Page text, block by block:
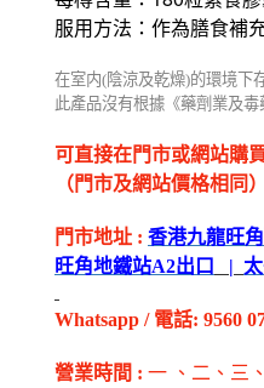
服用方法：作為膳食補
在室内(陰涼及乾燥)的環境下
此產品沒有根據《藥劑業及
可直接在門市或網站購
（門市及網站價格相同）
門市地址 : 香港九龍旺
旺角地鐵站A2出 口 |
Whatsapp / 電話: 9560
營業時間 : 一 、二、三